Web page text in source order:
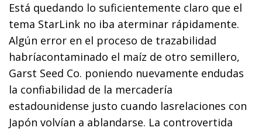
Está quedando lo suficientemente claro que el
tema StarLink no iba aterminar rápidamente.
Algún error en el proceso de trazabilidad
habríacontaminado el maíz de otro semillero,
Garst Seed Co. poniendo nuevamente endudas
la confiabilidad de la mercadería
estadounidense justo cuando lasrelaciones con
Japón volvían a ablandarse. La controvertida